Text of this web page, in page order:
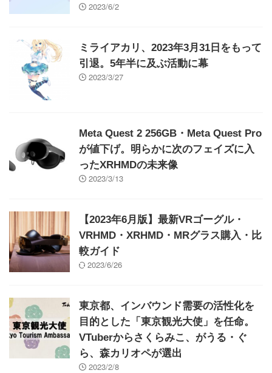
2023/6/2
ミライアカリ、2023年3月31日をもって
引退。5年半に及ぶ活動に幕
2023/3/27
Meta Quest 2 256GB・Meta Quest Pro
が値下げ。明らかに次のフェイズに入
ったXRHMDの未来像
2023/3/13
【2023年6月版】最新VRゴーグル・
VRHMD・XRHMD・MRグラス購入・比
較ガイド
2023/6/26
東京都、インバウンド需要の活性化を
目的とした「東京観光大使」を任命。
VTuberからさくらみこ、がうる・ぐ
ら、森カリオペが選出
2023/2/8